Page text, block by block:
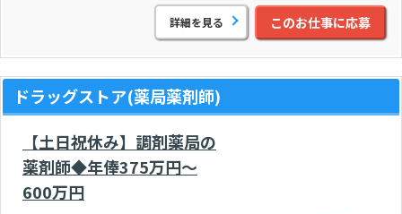
詳細を見る このお仕事に応募
ドラッグストア(薬局薬剤師)
【土日祝休み】調剤薬局の
薬剤師◆年俸375万円～
600万円